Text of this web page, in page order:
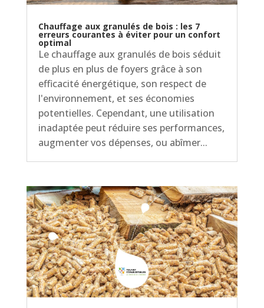
Chauffage aux granulés de bois : les 7
erreurs courantes à éviter pour un confort
optimal
Le chauffage aux granulés de bois séduit
de plus en plus de foyers grâce à son
efficacité énergétique, son respect de
l'environnement, et ses économies
potentielles. Cependant, une utilisation
inadaptée peut réduire ses performances,
augmenter vos dépenses, ou abîmer...